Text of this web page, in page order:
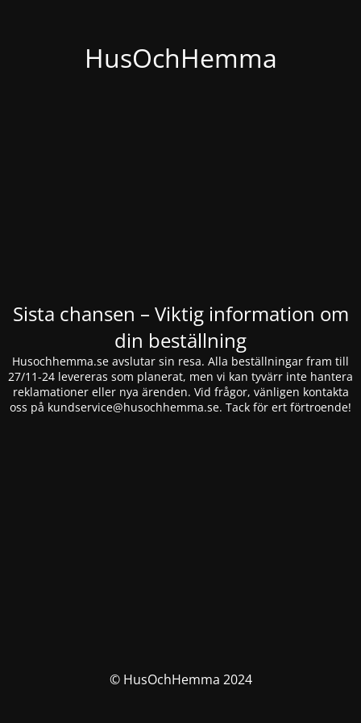
HusOchHemma
Sista chansen – Viktig information om
din beställning
Husochhemma.se avslutar sin resa. Alla beställningar fram till
27/11-24 levereras som planerat, men vi kan tyvärr inte hantera
reklamationer eller nya ärenden. Vid frågor, vänligen kontakta
oss på kundservice@husochhemma.se. Tack för ert förtroende!
© HusOchHemma 2024